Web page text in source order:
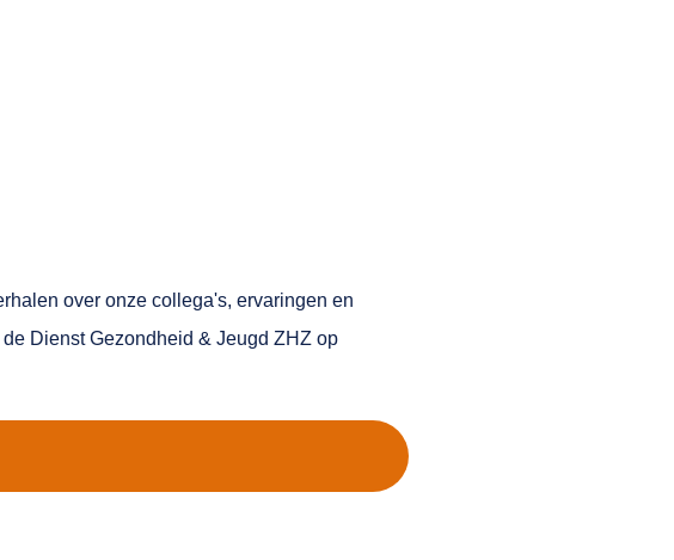
over onze collega's, ervaringen en
Dienst Gezondheid & Jeugd ZHZ op